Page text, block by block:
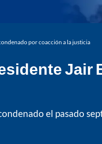
por coacción a la justicia
Jair
el pasado